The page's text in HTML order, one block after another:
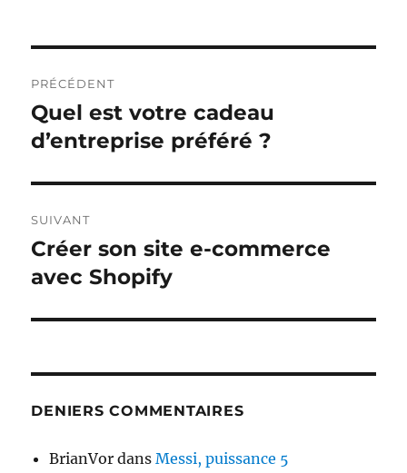
de
l’article
PRÉCÉDENT
Publication
précédente :
Quel est votre cadeau
d’entreprise préféré ?
SUIVANT
Publication
suivante :
Créer son site e-commerce
avec Shopify
DENIERS COMMENTAIRES
BrianVor dansMessi, puissance 5